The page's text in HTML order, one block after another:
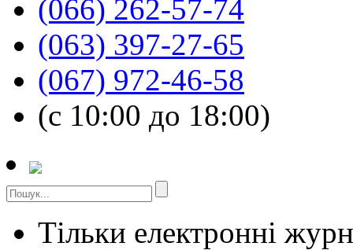
(066) 262-57-74
(063) 397-27-65
(067) 972-46-58
(с 10:00 до 18:00)
Тільки електронні